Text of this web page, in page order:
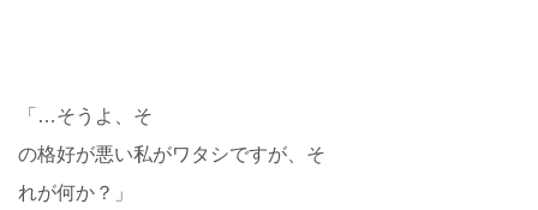
「…そうよ、そ
の格好が悪い私がワタシですが、そ
れが何か？」